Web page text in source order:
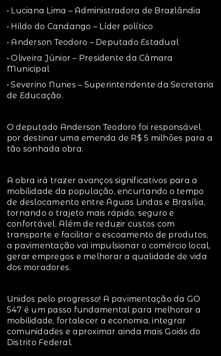
• Luciana Lima – Administradora de Brazlândia
• Hildo do Candango – Líder político
• Anderson Teodoro – Deputado Estadual
• Oliveira Júnior – Presidente da Câmara
Municipal
• Severino Nunes – Superintendente da Secretaria
de Educação.
O deputado Anderson Teodoro foi responsável
por destinar uma emenda de R$ 5 milhões para a
tão sonhada obra.
A obra irá trazer avanços significativos para a
mobilidade da população, encurtando o tempo
de deslocamento entre Águas Lindas e Brasília,
tornando o trajeto mais rápido, seguro e
confortável. Além de reduzir custos com
transporte e facilitar o escoamento de produtos,
a pavimentação vai impulsionar o comércio local,
gerar empregos e melhorar a qualidade de vida
dos moradores.
Unidos pelo progresso! A pavimentação da GO
547 é um passo fundamental para melhorar a
mobilidade, fortalecer a economia, integrar
comunidades e aproximar ainda mais Goiás do
Distrito Federal.